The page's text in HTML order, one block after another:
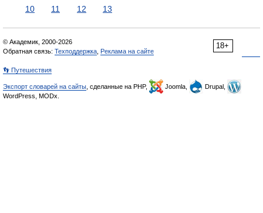
10
11 12 13
18+
© Академик, 2000-2026
Обратная связь: Техподдержка Реклама на сайте
👣 Путешествия
Экспорт словарей на сайты , сделанные на PHP, Joomla,
Drupal,
WordPress, MODx.